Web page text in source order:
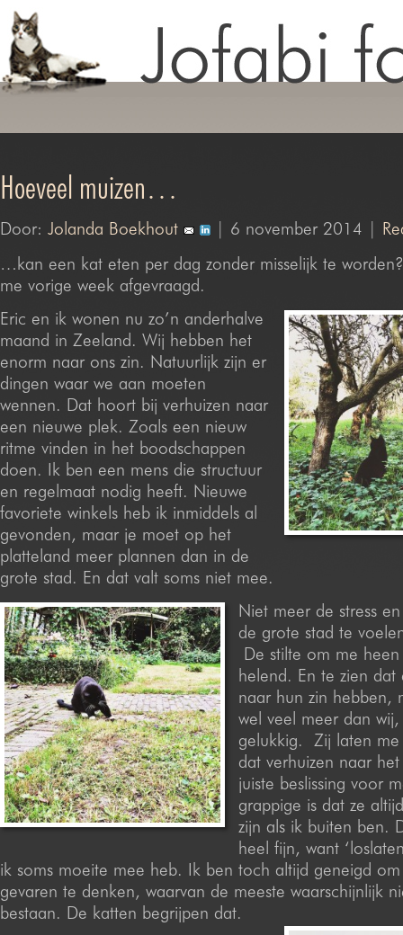
Hoeveel muizen…
Door: Jolanda Boekhout | 6 november 2014 |
…kan een kat eten per dag zonder misselijk te
me vorige week afgevraagd.
Eric en ik wonen nu zo’n anderhalve
maand in Zeeland. Wij hebben het
enorm naar ons zin. Natuurlijk zijn er
dingen waar we aan moeten
wennen. Dat hoort bij verhuizen naar
een nieuwe plek. Zoals een nieuw
ritme vinden in het boodschappen
doen. Ik ben een mens die structuur
en regelmaat nodig heeft. Nieuwe
favoriete winkels heb ik inmiddels al
gevonden, maar je moet op het
platteland meer plannen dan in de
grote stad. En dat valt soms niet mee.
Niet meer de stress
de grote stad te
De stilte om me
helend. En te zien
naar hun zin hebben,
wel veel meer dan
gelukkig. Zij laten me
dat verhuizen naar
juiste beslissing voor
grappige is dat ze
zijn als ik buiten ben.
heel fijn, want
ik soms moeite mee heb. Ik ben toch altijd geneigd om
gevaren te denken, waarvan de meeste waarschijnlijk
bestaan. De katten begrijpen dat.